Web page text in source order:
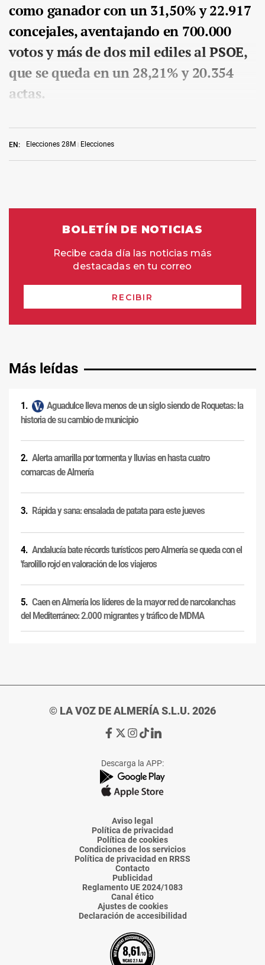
EN: Elecciones 28M Elecciones
como ganador con un 31,50% y 22.917
concejales, aventajando en 700.000
votos y más de dos mil ediles al PSOE,
que se queda en un 28,21% y 20.354
actas.
Más leídas
Aguadulce lleva menos de un siglo siendo de Roquetas: la
historia de su cambio de municipio
Alerta amarilla por tormenta y lluvias en hasta cuatro
comarcas de Almería
Rápida y sana: ensalada de patata para este jueves
Andalucía bate récords turísticos pero Almería se queda con el
'farolillo rojo' en valoración de los viajeros
Caen en Almería los líderes de la mayor red de narcolanchas
del Mediterráneo: 2.000 migrantes y tráfico de MDMA
© LA VOZ DE ALMERÍA S.L.U. 2026
Ir
de
La
Voz
Almería
Ir
de
La
Voz
Almería
Ir
de
La
Voz
Almería
Ir
de
La
Voz
Almería
Ir
de
La
Voz
Descarga la APP:
Aviso legal
Política de privacidad
Política de cookies
Condiciones de los servicios
Política de privacidad en RRSS
Contacto
Publicidad
Reglamento UE 2024/1083
Canal ético
Ajustes de cookies
Declaración de accesibilidad